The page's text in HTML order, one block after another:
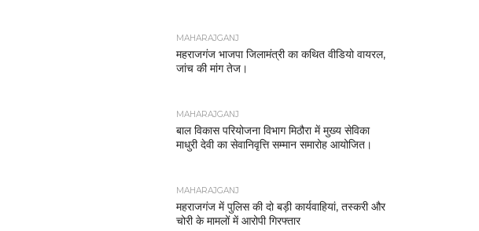
MAHARAJGANJ
महराजगंज भाजपा जिलामंत्री का कथित वीडियो वायरल,
जांच की मांग तेज।
MAHARAJGANJ
बाल विकास परियोजना विभाग मिठौरा में मुख्य सेविका
माधुरी देवी का सेवानिवृत्ति सम्मान समारोह आयोजित।
MAHARAJGANJ
महराजगंज में पुलिस की दो बड़ी कार्यवाहियां, तस्करी और
चोरी के मामलों में आरोपी गिरफ्तार